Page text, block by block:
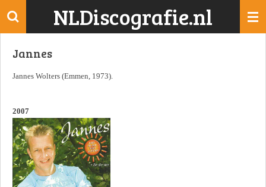
Ga
de
NLDiscografie.nl
Jannes
Jannes Wolters (Emmen, 1973).
2007